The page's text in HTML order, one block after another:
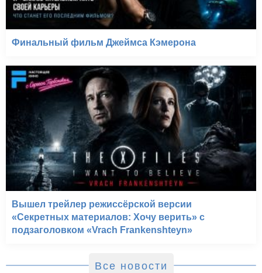
Финальный фильм Джеймса Кэмерона
Вышел трейлер режиссёрской версии
«Секретных материалов: Хочу верить» с
подзаголовком «Vrach Frankenshteyn»
Все новости